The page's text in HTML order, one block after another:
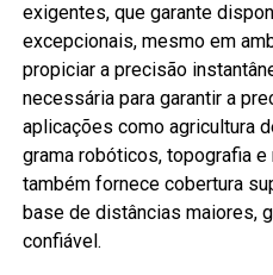
exigentes, que garante
excepcionais, mesmo em
propiciar a precisão
necessária para garantir a
aplicações como agricultura
grama robóticos, topografia
também fornece cobertura
base de distâncias maiores,
confiável.